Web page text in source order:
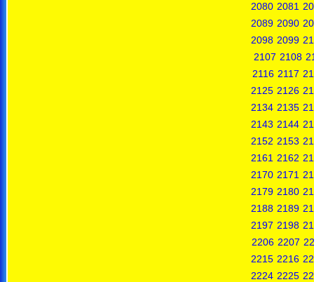
2080 2081
2089 2090
2098 2099
2107 2108
2116 2117
2125 2126
2134 2135
2143 2144
2152 2153
2161 2162
2170 2171
2179 2180
2188 2189
2197 2198
2206 2207
2215 2216
2224 2225